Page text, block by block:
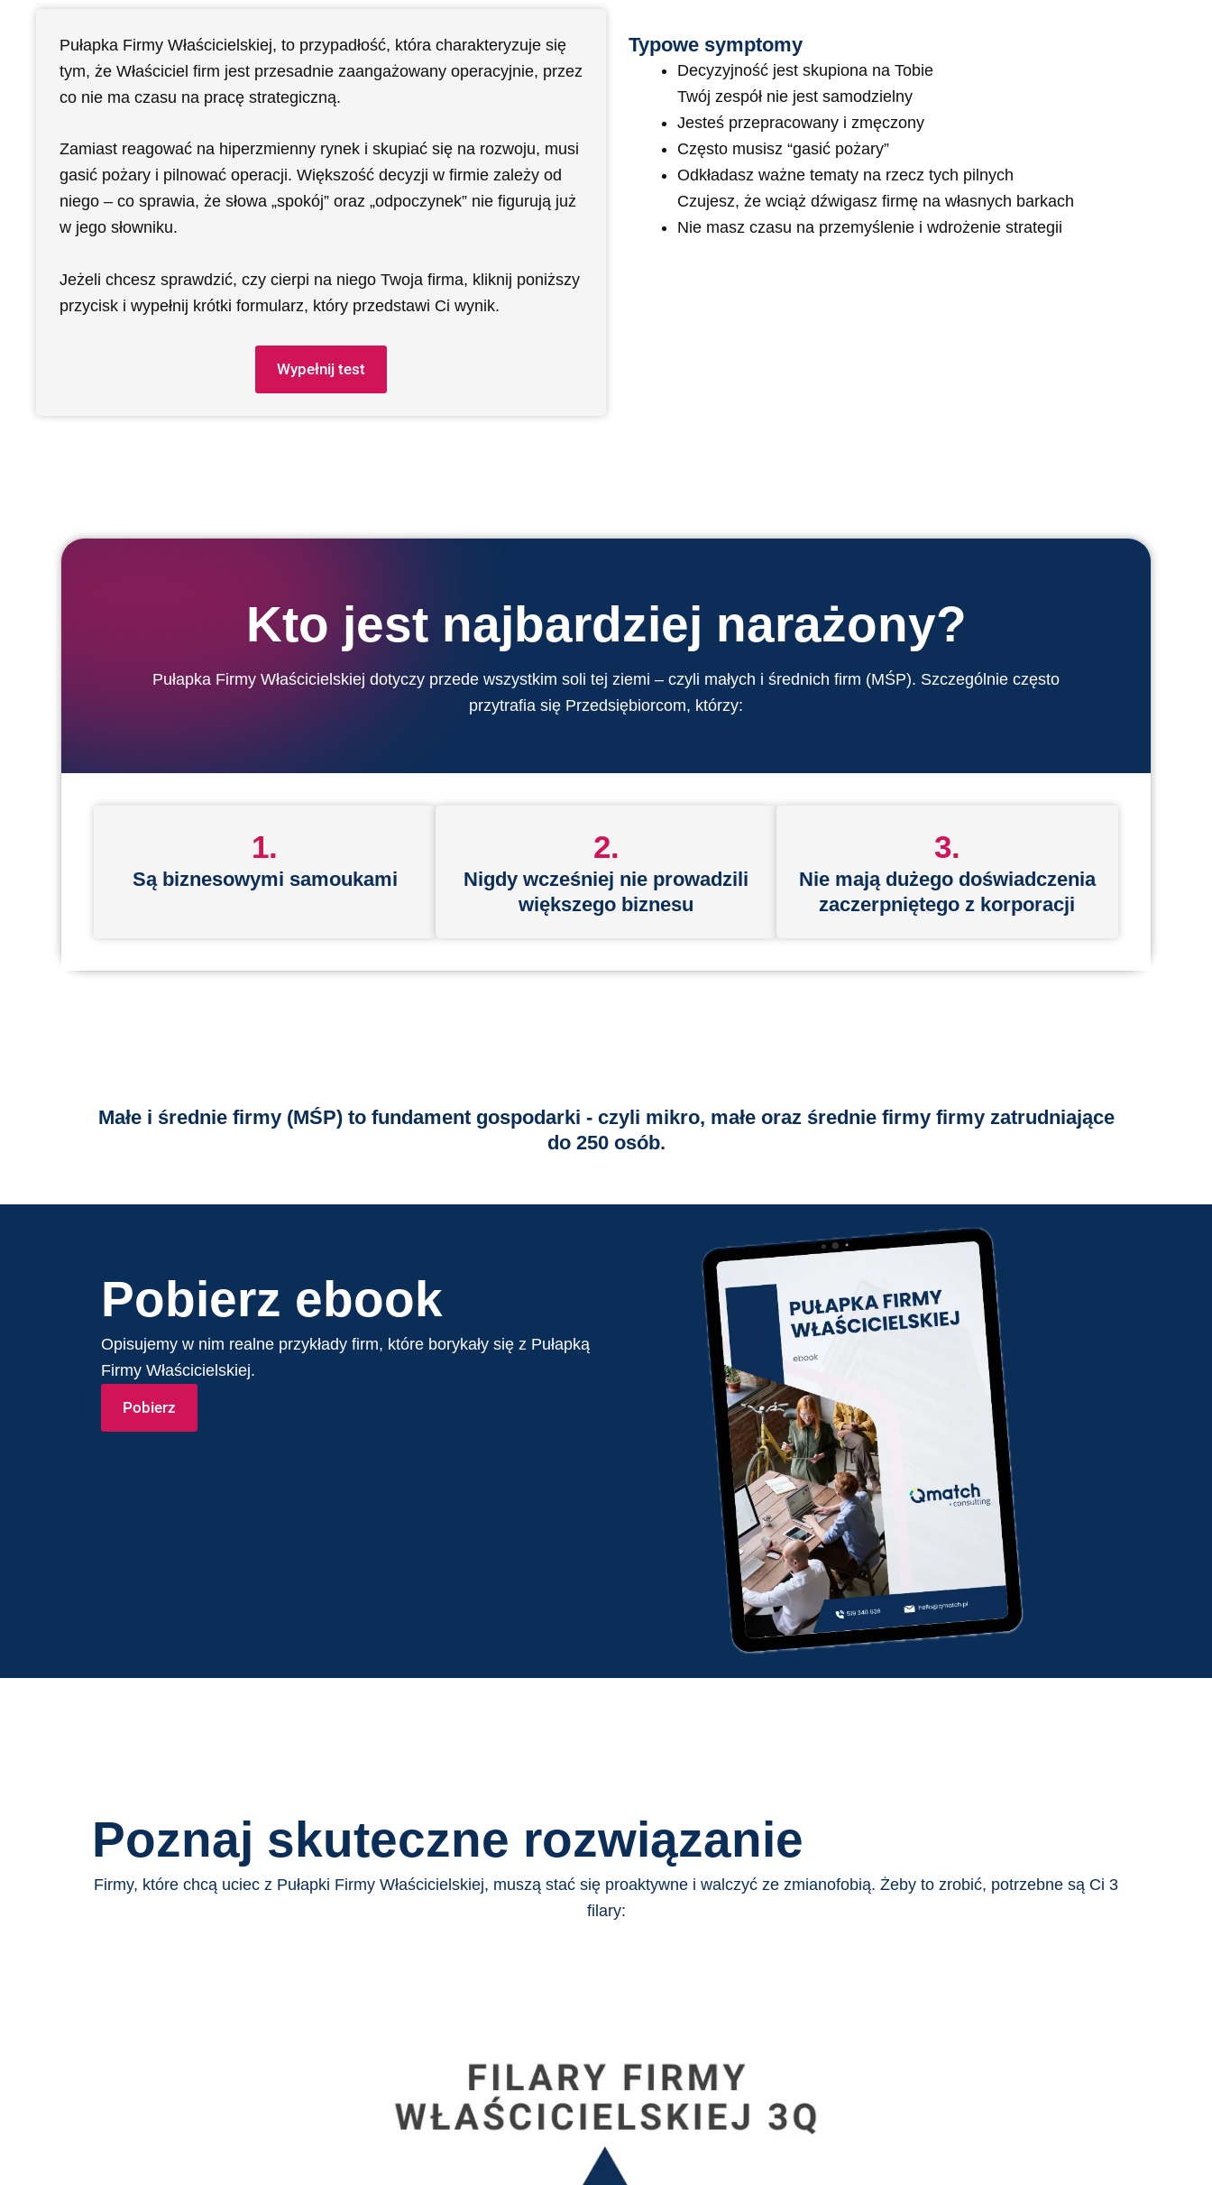
Pułapka Firmy Właścicielskiej, to przypadłość, która charakteryzuje się
tym, że Właściciel firm jest przesadnie zaangażowany operacyjnie, przez
co nie ma czasu na pracę strategiczną.
Zamiast reagować na hiperzmienny rynek i skupiać się na rozwoju, musi
gasić pożary i pilnować operacji. Większość decyzji w firmie zależy od
niego – co sprawia, że słowa „spokój” oraz „odpoczynek” nie figurują już
w jego słowniku.
Jeżeli chcesz sprawdzić, czy cierpi na niego Twoja firma, kliknij poniższy
przycisk i wypełnij krótki formularz, który przedstawi Ci wynik.
Wypełnij test
Typowe symptomy
Decyzyjność jest skupiona na Tobie
Twój zespół nie jest samodzielny
Jesteś przepracowany i zmęczony
Często musisz “gasić pożary”
Odkładasz ważne tematy na rzecz tych pilnych
Czujesz, że wciąż dźwigasz firmę na własnych barkach
Nie masz czasu na przemyślenie i wdrożenie strategii
Kto jest najbardziej narażony?
Pułapka Firmy Właścicielskiej dotyczy przede wszystkim soli tej ziemi – czyli małych i średnich firm (MŚP). Szczególnie często
przytrafia się Przedsiębiorcom, którzy:
1.
Są biznesowymi samoukami
2.
Nigdy wcześniej nie prowadzili
większego biznesu
3.
Nie mają dużego doświadczenia
zaczerpniętego z korporacji
Małe i średnie firmy (MŚP) to fundament gospodarki - czyli mikro, małe oraz średnie firmy firmy zatrudniające
do 250 osób.
Pobierz ebook
Opisujemy w nim realne przykłady firm, które borykały się z Pułapką
Firmy Właścicielskiej.
Pobierz
Poznaj skuteczne rozwiązanie
Firmy, które chcą uciec z Pułapki Firmy Właścicielskiej, muszą stać się proaktywne i walczyć ze zmianofobią. Żeby to zrobić, potrzebne są Ci 3
filary: